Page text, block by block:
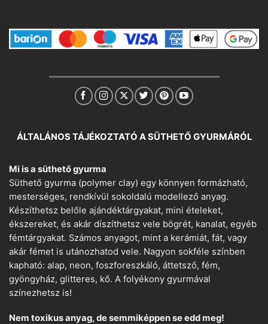
ÁLTALÁNOS TÁJÉKOZTATÓ A SÜTHETŐ GYURMÁRÓL
Mi is a süthető gyurma
Süthető gyurma (polymer clay) egy könnyen formázható,
mesterséges, rendkívül sokoldalú modellező anyag.
Készíthetsz belőle ajándéktárgyakat, mini ételeket,
ékszereket, és akár díszíthetsz vele bögrét, kanalat, egyéb
fémtárgyakat. Számos anyagot, mint a kerámiát, fát, vagy
akár fémet is utánozhatod vele. Nagyon sokféle színben
kapható: alap, neon, foszforeszkáló, áttetsző, fém,
gyöngyház, glitteres, kő. A folyékony gyurmával
színezhetsz is!
Nem toxikus anyag, de semmiképpen se edd meg!